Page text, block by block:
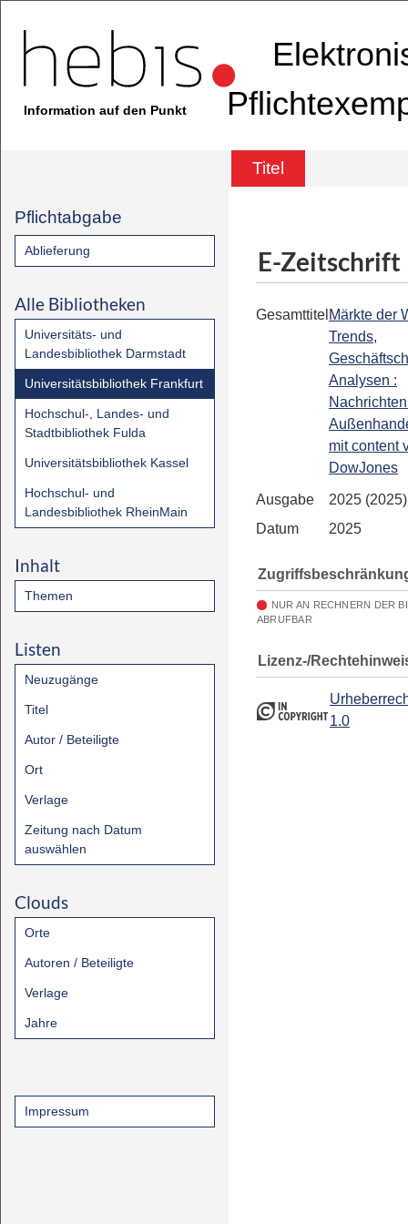
Information auf den Punkt
Titel
Pflichtabgabe
Ablieferung
Alle Bibliotheken
Universitäts- und
Landesbibliothek Darmstadt
Universitätsbibliothek Frankfurt
Hochschul-, Landes- und
Stadtbibliothek Fulda
Universitätsbibliothek Kassel
Hochschul- und
Landesbibliothek RheinMain
Inhalt
Themen
Listen
Neuzugänge
Titel
Autor / Beteiligte
Ort
Verlage
Zeitung nach Datum
auswählen
Clouds
Orte
Autoren / Beteiligte
Verlage
Jahre
Impressum
E-Zeitschrift
Gesamttitel Märkte der
Trends,
Analysen :
mit content
DowJones
Ausgabe
2025
Datum
2025
NUR AN RECHNERN DER
ABRUFBAR
Lizenz-/
1.0